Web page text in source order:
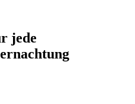
jede